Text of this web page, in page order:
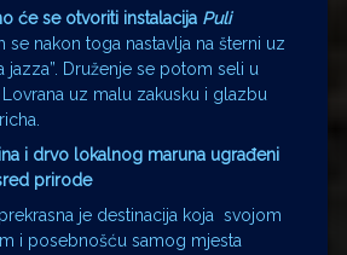
će se otvoriti instalacija Puli
se nakon toga nastavlja na šterni uz
jazza”. Druženje se potom seli u
uz malu zakusku i glazbu
i drvo lokalnog maruna ugrađeni
prirode
prekrasna je destinacija koja svojom
i posebnošću samog mjesta